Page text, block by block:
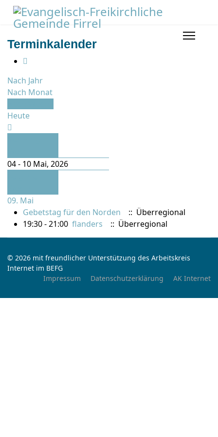
Terminkalender
Nach Jahr
Nach Monat
Heute
04 - 10 Mai, 2026
09. Mai
Gebetstag für den Norden
:: Überregional
19:30 - 21:00 flanders :: Überregional
© 2026 mit freundlicher Unterstützung des Arbeitskreis
Internet im BEFG
Impressum
Datenschutzerklärung AK Internet